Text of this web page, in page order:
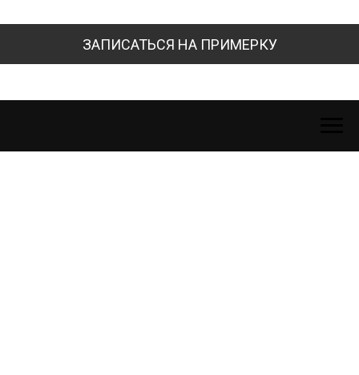
ЗАПИСАТЬСЯ НА ПРИМЕРКУ